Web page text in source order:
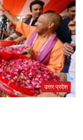
उत्तर प्रदेश